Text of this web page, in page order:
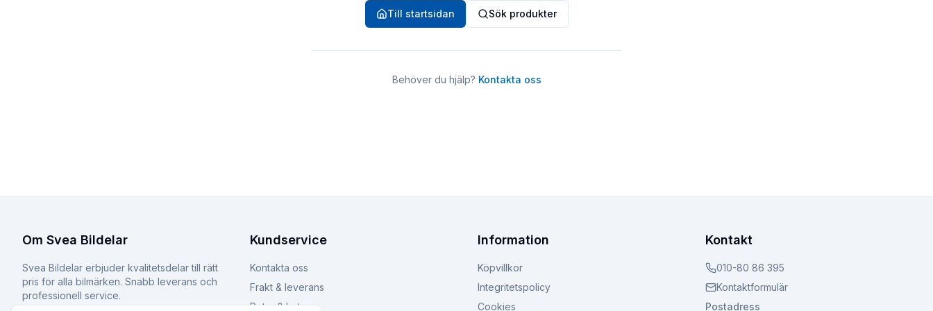
Till startsidan Sök produkter
Behöver du hjälp? Kontakta oss
Om Svea Bildelar
Svea Bildelar erbjuder kvalitetsdelar till rätt
pris för alla bilmärken. Snabb leverans och
professionell service.
Kundservice
Kontakta oss
Frakt & leverans
Retur & byte
Information
Köpvillkor
Integritetspolicy
Cookies
Kontakt
010-80 86 395
Kontaktformulär
Postadress